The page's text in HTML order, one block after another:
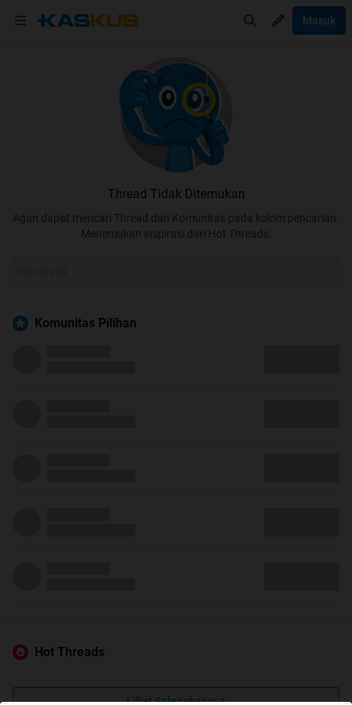
Masuk
Thread Tidak Ditemukan
Agan dapat mencari Thread dan Komunitas pada kolom pencarian.
Menemukan inspirasi dari Hot Threads.
Komunitas Pilihan
Hot Threads
Lihat Selengkapnya